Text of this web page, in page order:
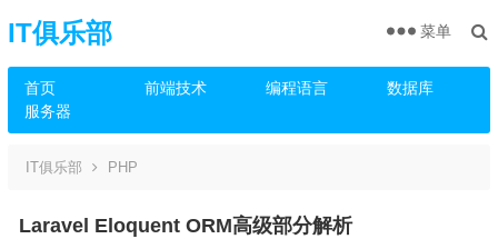
IT俱乐部
首页 前端技术 编程语言
数据库
服务器
菜单
IT俱乐部 PHP
Laravel Eloquent ORM高级部分解析